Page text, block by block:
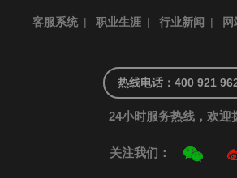
客服系统 | 职业生涯 | 行业新闻 |
热线电话：400 921
24小时服务热线，欢迎
关注我们：